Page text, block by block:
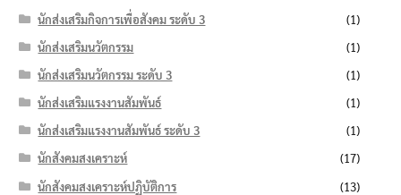
นักส่งเสริมกิจการเพื่อสังคม ระดับ 3
(1)
นักส่งเสริมนวัตกรรม
(1)
นักส่งเสริมนวัตกรรม ระดับ 3
(1)
นักส่งเสริมแรงงานสัมพันธ์
(1)
นักส่งเสริมแรงงานสัมพันธ์ ระดับ 3
(1)
นักสังคมสงเคราะห์
(17)
นักสังคมสงเคราะห์ปฏิบัติการ
(13)